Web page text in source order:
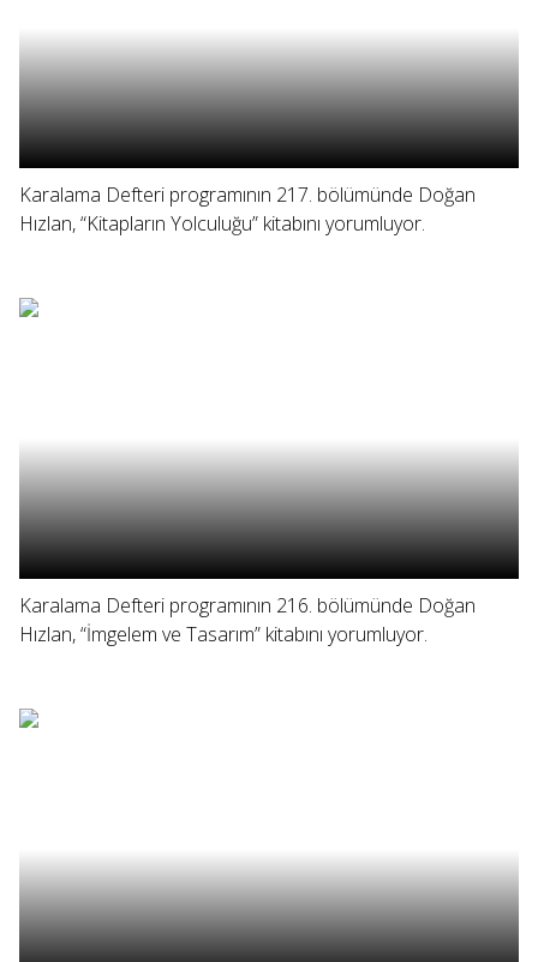
Karalama Defteri programının 217. bölümünde Doğan
Hızlan, “Kitapların Yolculuğu” kitabını yorumluyor.
Karalama Defteri programının 216. bölümünde Doğan
Hızlan, “İmgelem ve Tasarım” kitabını yorumluyor.